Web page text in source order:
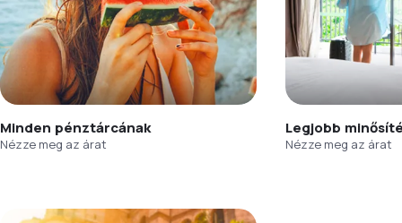
Minden pénztárcának
Nézze meg az árat
Legjobb
Nézze meg az árat